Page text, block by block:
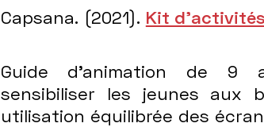
Capsana. (2021). Kit d’activités
Guide d’animation de 9
sensibiliser les jeunes aux
utilisation équilibrée des